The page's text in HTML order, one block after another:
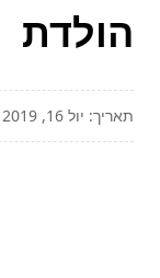
הולדת
תאריך: יול 16, 2019